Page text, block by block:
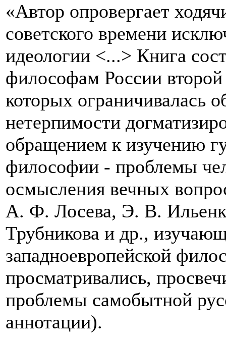
«Автор опровергает
советского времени
идеологии <...> Книга
философам России
которых ограничивалась
нетерпимости
обращением к изучению
философии - проблемы
осмысления вечных
А. Ф. Лосева, Э. В.
Трубникова и др.,
западноевропейской
просматривались,
проблемы самобытной
аннотации).